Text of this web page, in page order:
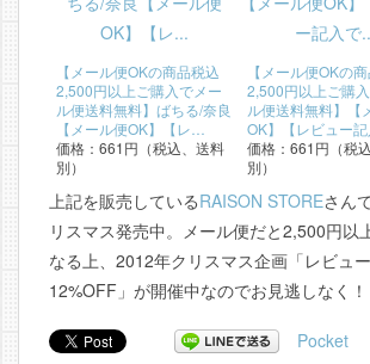
【メール便OKの商品税込
2,500円以上ご購入でメー
ル便送料無料】ばちる/奈良
【メール便OK】【レ…
価格：661円（税込、送料
別）
【メール便OKの
2,500円以上ご購
ル便送料無料】【
OK】【レビュー記
価格：661円（税
別）
上記を販売しているRAISON STOREさん
リスマス発売中。メール便だと2,500円以
なる上、2012年クリスマス企画「レビュ
12%OFF」が開催中なのでお見逃しなく！
Pocket